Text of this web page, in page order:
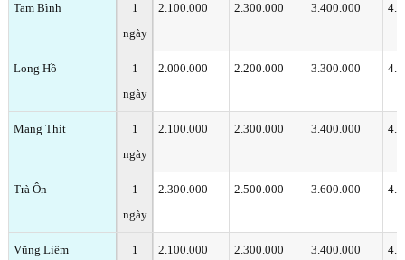
Tam Bình
1
ngày
2.100.000 2.300.000 3.400.000
Long Hồ
1
ngày
2.000.000 2.200.000 3.300.000
Mang Thít
1
ngày
2.100.000 2.300.000 3.400.000
Trà Ôn
1
ngày
2.300.000 2.500.000 3.600.000
Vũng Liêm
1
2.100.000 2.300.000 3.400.000